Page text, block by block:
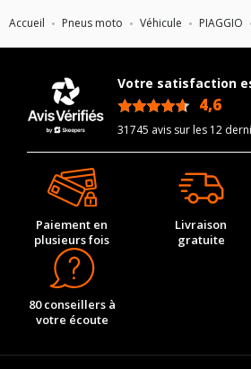
Accueil Pneus moto Véhicule PIAGGIO
Votre satisfaction
4,6
31745 avis sur les 12
Paiement en
plusieurs fois
Livraison
gratuite
80 conseillers à
votre écoute